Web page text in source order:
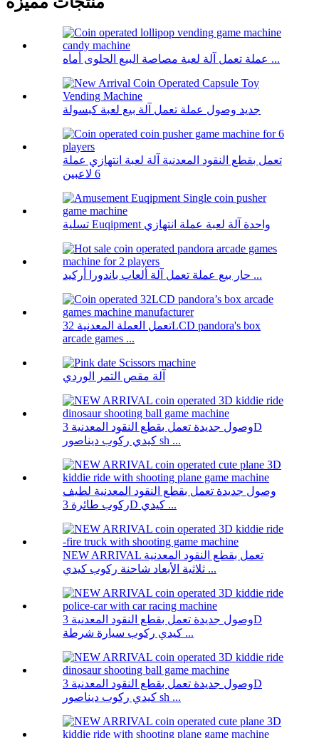
عملة تعمل آلة لعبة مصاصة البيع الحلوى أماه ...
جديد وصول عملة تعمل آلة بيع لعبة كبسولة
تعمل بقطع النقود المعدنية آلة لعبة انتهازي عملة
6 لاعبين
تسلية Euqipment واحدة آلة لعبة عملة انتهازي
حار بيع عملة تعمل آلة ألعاب باندورا أركيد ...
تعمل العملة المعدنية 32LCD pandora's box
arcade games ...
آلة مقص التمر الوردي
وصول جديدة تعمل بقطع النقود المعدنية 3D
كيدي ركوب ديناصور sh ...
وصول جديدة تعمل بقطع النقود المعدنية لطيف
ركوب طائرة 3D كيدي ...
NEW ARRIVAL تعمل بقطع النقود المعدنية
ثلاثية الأبعاد شاحنة ركوب كيدي ...
وصول جديدة تعمل بقطع النقود المعدنية 3D
كيدي ركوب سيارة شرطة ...
وصول جديدة تعمل بقطع النقود المعدنية 3D
كيدي ركوب ديناصور sh ...